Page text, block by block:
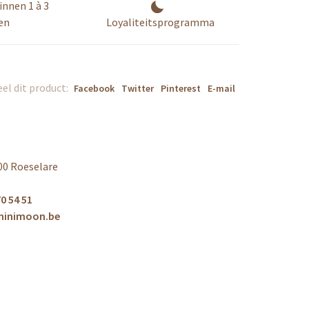
1 à 3
Loyaliteitsprogramma
dit product: Facebook Twitter Pinterest E-mail
Roeselare
54 51